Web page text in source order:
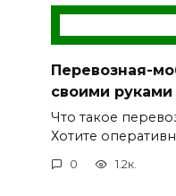
Перевозная-
своими руками
Что такое
Хотите
0 1.2к.